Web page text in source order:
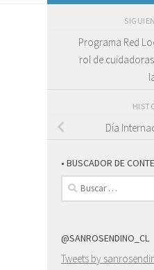
Programa Red
rol de
Día
• BUSCADOR DE
Buscar:
@SANROSENDINO_CL
Tweets by